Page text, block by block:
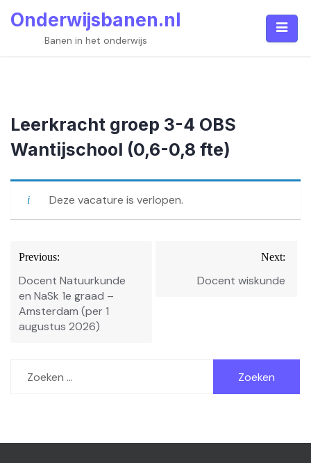
Onderwijsbanen.nl
Banen in het onderwijs
Leerkracht groep 3-4 OBS
Wantijschool (0,6-0,8 fte)
Deze vacature is verlopen.
Bericht
navigatie
Previous:
Docent Natuurkunde
en NaSk 1e graad –
Amsterdam (per 1
augustus 2026)
Next:
Docent wiskunde
naar: